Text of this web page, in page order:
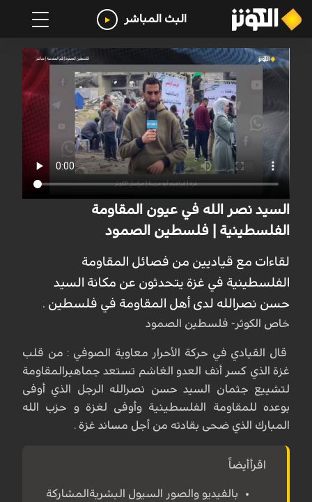
البث المباشر
السيد نصر الله في عيون المقاومة
الفلسطينية | فلسطين الصمود
لقاءات مع قياديين من فصائل المقاومة
الفلسطينية في غزة يتحدثون عن مكانة السيد
حسن نصرالله لدى أهل المقاومة في فلسطين .
خاص الكوثر- فلسطين الصمود
قال القيادي في حركة الأحرار معاوية الصوفي : من قلب
غزة الذي كسر أنف العدو الغاشم تستعد جماهيرالمقاومة
لتشييع جثمان السيد حسن نصرالله الرجل الذي أوفى
بوعده للمقاومة الفلسطينية وأوفى لغزة و حزب الله
المبارك الذي ضحى بقادته من أجل مساند غزة .
اقرأأيضاً
بالفيديو والصور السيول البشريةالمشاركة